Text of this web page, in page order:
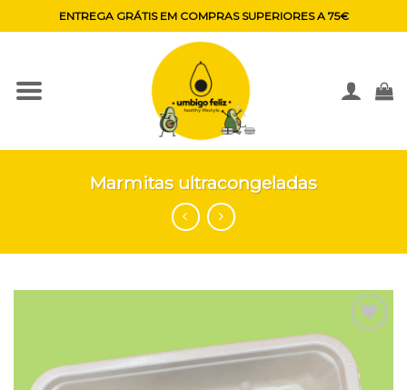
to
ENTREGA GRÁTIS EM COMPRAS SUPERIORES A 75€
Marmitas ultracongeladas
Adicionar
aos
favoritos